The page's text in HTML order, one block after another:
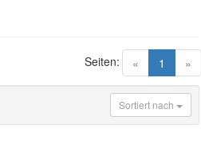
« 1 (current)
»
Seiten:
Sortiert nach